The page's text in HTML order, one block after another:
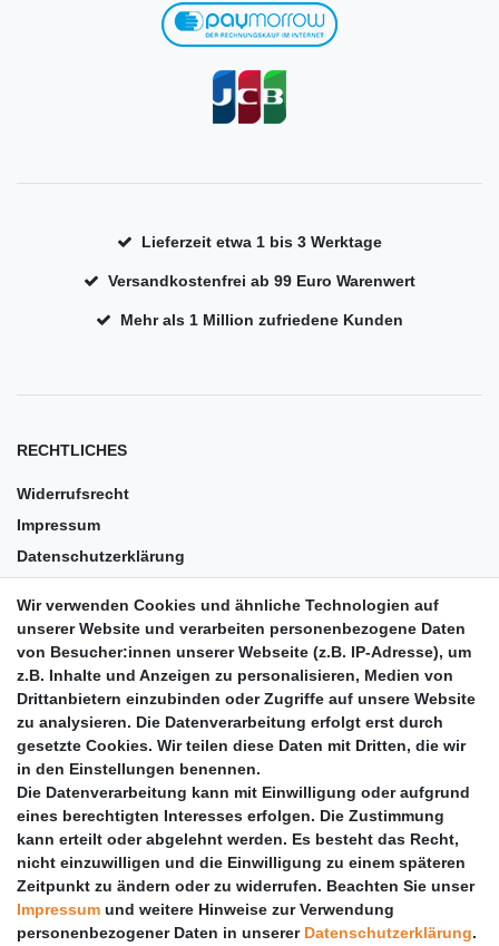
Lieferzeit etwa 1 bis 3 Werktage
Versandkostenfrei ab 99 Euro Warenwert
Mehr als 1 Million zufriedene Kunden
RECHTLICHES
Widerrufsrecht
Impressum
Datenschutzerklärung
Barrierefreiheit
Anleitungen
Vertrag widerrufen
PARTNER
DHL
GLS
PaketPLUS
SPONSORING
Wir verwenden Cookies und ähnliche Technologien auf
unserer Website und verarbeiten personenbezogene Daten
von Besucher:innen unserer Webseite (z.B. IP-Adresse), um
z.B. Inhalte und Anzeigen zu personalisieren, Medien von
Drittanbietern einzubinden oder Zugriffe auf unsere Website
zu analysieren. Die Datenverarbeitung erfolgt erst durch
gesetzte Cookies. Wir teilen diese Daten mit Dritten, die wir
in den Einstellungen benennen.
Die Datenverarbeitung kann mit Einwilligung oder aufgrund
eines berechtigten Interesses erfolgen. Die Zustimmung
kann erteilt oder abgelehnt werden. Es besteht das Recht,
nicht einzuwilligen und die Einwilligung zu einem späteren
Zeitpunkt zu ändern oder zu widerrufen. Beachten Sie unser
Impressum und weitere Hinweise zur Verwendung
personenbezogener Daten in unserer Daten­schutz­erklärung.